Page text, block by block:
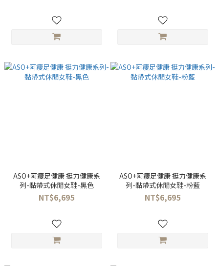
ASO+阿瘦足健康 挺力健康系
列-黏帶式休閒女鞋-黑色
NT$6,695
ASO+阿瘦足健康 挺力健康系
列-黏帶式休閒女鞋-粉藍
NT$6,695